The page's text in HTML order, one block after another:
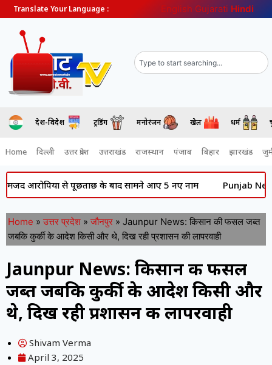
Translate Your Language : English Gujarati Hindi
देश-विदेश ट्रेंडिंग मनोरंजन खेल धर्म
Home दिल्ली उत्तर प्रदेश उत्तराखंड राजस्थान पंजाब बिहार झारखंड
से पूछताछ के बाद सामने आए 5 नए नाम Punjab News: की
Home » उत्तर प्रदेश » जौनपुर » Jaunpur News: किसान की फसल जब्त
जबकि कुर्की के आदेश किसी और थे, दिख रही प्रशासन की लापरवाही
Jaunpur News: किसान की फसल
जब्त जबकि कुर्की के आदेश किसी और
थे, दिख रही प्रशासन की लापरवाही
Shivam Verma
April 3, 2025